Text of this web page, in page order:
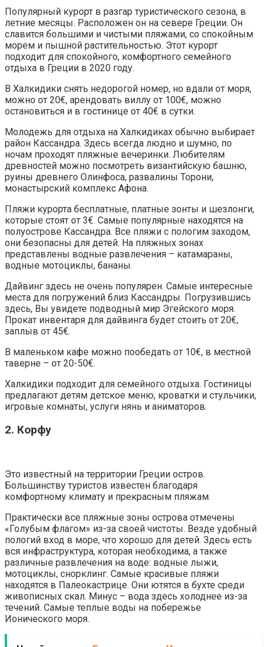
Популярный курорт в разгар туристического сезона, в
летние месяцы. Расположен он на севере Греции. Он
славится большими и чистыми пляжами, со спокойным
морем и пышной растительностью. Этот курорт
подходит для спокойного, комфортного семейного
отдыха в Греции в 2020 году.
В Халкидики снять недорогой номер, но вдали от моря,
можно от 20€, арендовать виллу от 100€, можно
остановиться и в гостинице от 40€ в сутки.
Молодежь для отдыха на Халкидиках обычно выбирает
район Кассандра. Здесь всегда людно и шумно, по
ночам проходят пляжные вечеринки. Любителям
древностей можно посмотреть византийскую башню,
руины древнего Олинфоса, развалины Торони,
монастырский комплекс Афона.
Пляжи курорта бесплатные, платные зонты и шезлонги,
которые стоят от 3€. Самые популярные находятся на
полуострове Кассандра. Все пляжи с пологим заходом,
они безопасны для детей. На пляжных зонах
представлены водные развлечения – катамараны,
водные мотоциклы, бананы.
Дайвинг здесь не очень популярен. Самые интересные
места для погружений близ Кассандры. Погрузившись
здесь, Вы увидете подводный мир Эгейского моря.
Прокат инвентаря для дайвинга будет стоить от 20€,
заплыв от 45€.
В маленьком кафе можно пообедать от 10€, в местной
таверне – от 20-50€.
Халкидики подходит для семейного отдыха. Гостиницы
предлагают детям детское меню, кроватки и стульчики,
игровые комнаты, услуги нянь и аниматоров.
2. Корфу
Это известный на территории Греции остров.
Большинству туристов известен благодаря
комфортному климату и прекрасным пляжам.
Практически все пляжные зоны острова отмечены
«Голубым флагом» из-за своей чистоты. Везде удобный
пологий вход в море, что хорошо для детей. Здесь есть
вся инфраструктура, которая необходима, а также
различные развлечения на воде: водные лыжи,
мотоциклы, снорклинг. Самые красивые пляжи
находятся в Палеокастрице. Они ютятся в бухте среди
живописных скал. Минус – вода здесь холоднее из-за
течений. Самые теплые воды на побережье
Ионического моря.